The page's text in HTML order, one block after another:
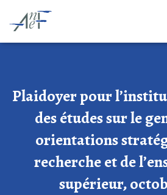
Plaidoyer pour
des études sur le
orientations
recherche et de
supérieur,